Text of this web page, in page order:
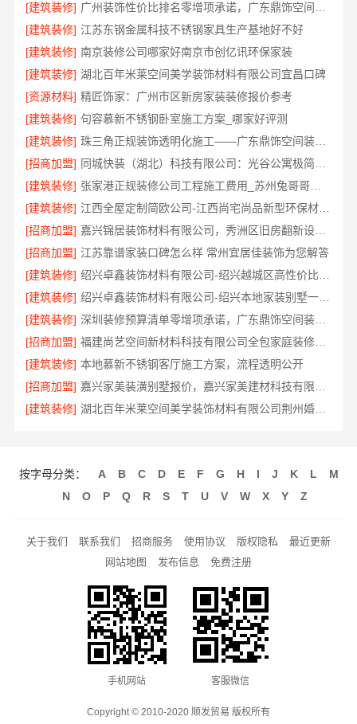
[建筑装修]
[建筑装修] 江苏东钢金属科技不锈钢家具生产基地好不好
[建筑装修] 南京装修公司哪家好南京市创亿讯环保家装
[建筑装修] 湖北百年米莱空间美学装饰材料有限公司宜昌口碑
[资源材料] 精匠饰家：广州市区新房家装装修报价参考
[建筑装修] 句容慕新不锈钢卧室施工方案_哪家好评测
[建筑装修]
珠三角正规装饰透明化施工——广东鼎饰空间装饰工程有限公司
[招商加盟]
[建筑装修]
张家港正规装修公司工程施工费用_苏州兔哥哥智装新材料有限公司
[建筑装修]
江西全屋定制简欧公司-江西尚宅尚品新型环保材料有限公司
[招商加盟]
嘉兴锦居装饰材料有限公司，秀洲区旧房翻新设计师口碑
[招商加盟] 江苏靠谱家装口碑怎么样 常州宜居佳装饰为您解答
[建筑装修]
[建筑装修]
绍兴卓鑫装饰材料有限公司-绍兴本地家装别墅一站式全包服务
[建筑装修]
深圳装修预算清单零增项承诺，广东鼎饰空间装饰工程有限公司靠谱
[招商加盟]
福建尚艺空间新材料科技有限公司全包家庭装修口碑优选报价明细
[建筑装修] 本地慕新不锈钢客厅施工方案，流程透明公开
[招商加盟]
[建筑装修]
湖北百年米莱空间美学装饰材料有限公司荆州婚房装修
按字母分类： A B C D E F G H I J K L
M
N
O P Q R S T U V W X Y Z
关于我们 联系我们 招商服务 使用协议 版权隐私
最近更新
网站地图
发布信息 免费注册
手机网站 客服微信
Copyright © 2010-2020 顺发贸易 版权所有